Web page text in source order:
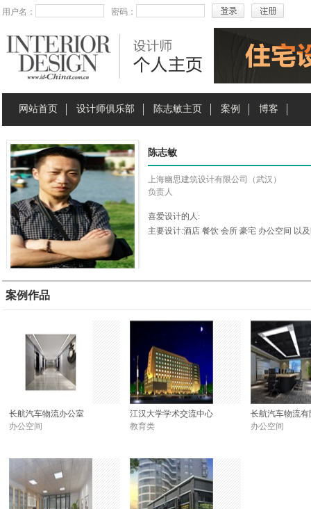
用户名： 密码：
网站首页 设计师俱乐部 陈志敏主页 案例 博客
陈志敏
上海幽思建筑设计有限公司（武汉）
负责人
喜爱设计的人:
主要设计:酒店 餐饮 会所 豪宅 办公空间 以
案例作品
长航汽车物流办公室
办公空间
江汉大学学术交流中心
教育类
长航汽车物流有
办公空间